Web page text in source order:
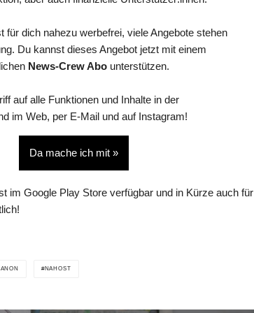
für dich nahezu werbefrei, viele Angebote stehen
Du kannst dieses Angebot jetzt mit einem
News-Crew Abo unterstützen.
auf alle Funktionen und Inhalte in der
im Web, per E-Mail und auf Instagram!
Da mache ich mit »
im Google Play Store verfügbar und in Kürze auch für
NAHOST